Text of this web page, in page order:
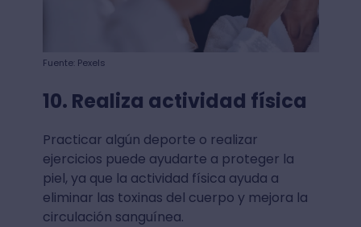
Fuente: Pexels
10. Realiza actividad física
Practicar algún deporte o realizar
ejercicios puede ayudarte a proteger la
piel, ya que la actividad física ayuda a
eliminar las toxinas del cuerpo y mejora la
circulación sanguínea.